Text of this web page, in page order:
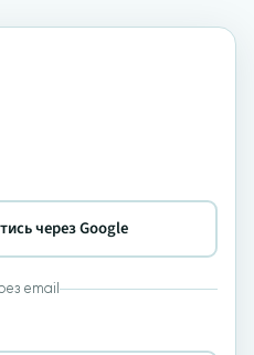
через Google
email